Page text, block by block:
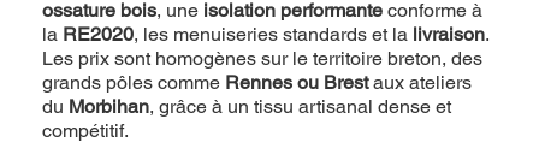
ossature bois, une isolation performante conforme à
la RE2020, les menuiseries standards et la livraison.
Les prix sont homogènes sur le territoire breton, des
grands pôles comme Rennes ou Brestaux ateliers
du Morbihan, grâce à un tissu artisanal dense et
compétitif.